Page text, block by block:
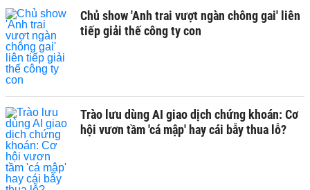
Chủ show 'Anh trai vượt ngàn chông gai' liên
tiếp giải thế công ty con
Trào lưu dùng AI giao dịch chứng khoán: Cơ
hội vươn tầm 'cá mập' hay cái bẫy thua lỗ?